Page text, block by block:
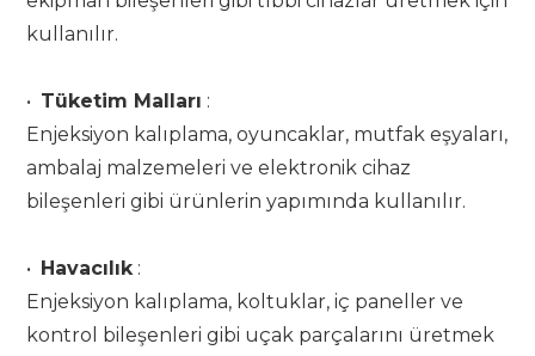
kullanılır.
• Tüketim Malları :
Enjeksiyon kalıplama, oyuncaklar, mutfak eşyaları,
ambalaj malzemeleri ve elektronik cihaz
bileşenleri gibi ürünlerin yapımında kullanılır.
• Havacılık:
Enjeksiyon kalıplama, koltuklar, iç paneller ve
kontrol bileşenleri gibi uçak parçalarını üretmek